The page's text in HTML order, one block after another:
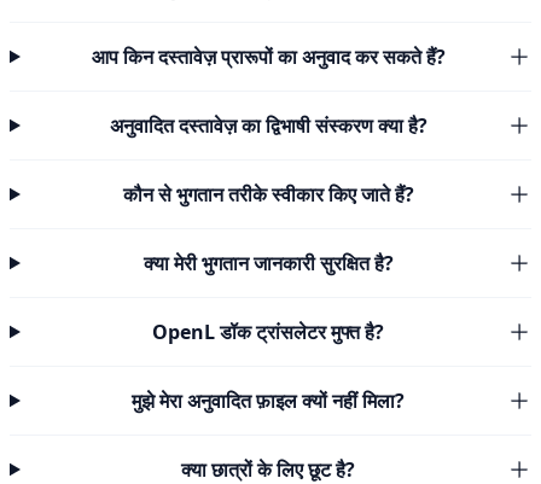
आप किन दस्तावेज़ प्रारूपों का अनुवाद कर सकते हैं?
अनुवादित दस्तावेज़ का द्विभाषी संस्करण क्या है?
कौन से भुगतान तरीके स्वीकार किए जाते हैं?
क्या मेरी भुगतान जानकारी सुरक्षित है?
OpenL डॉक ट्रांसलेटर मुफ्त है?
मुझे मेरा अनुवादित फ़ाइल क्यों नहीं मिला?
क्या छात्रों के लिए छूट है?